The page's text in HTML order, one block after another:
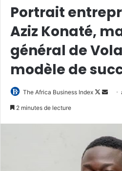
Portrait
Aziz Konaté,
général de
modèle de
The Africa Business Index
Follow
2 minutes de lecture